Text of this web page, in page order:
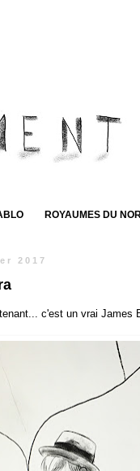
ROYAUMES DU
2017
c'est un vrai James